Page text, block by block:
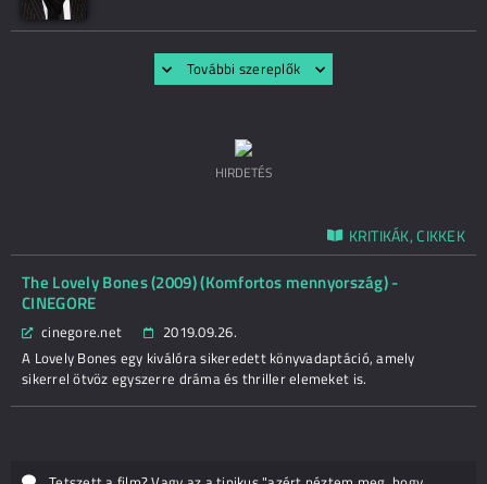
További szereplők
HIRDETÉS
KRITIKÁK, CIKKEK
The Lovely Bones (2009) (Komfortos mennyország) -
CINEGORE
cinegore.net
2019.09.26.
A Lovely Bones egy kiválóra sikeredett könyvadaptáció, amely
sikerrel ötvöz egyszerre dráma és thriller elemeket is.